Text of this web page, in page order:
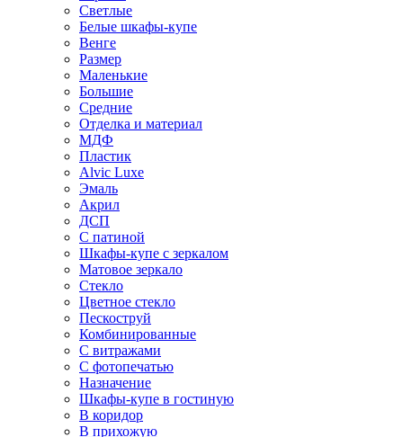
Светлые
Белые шкафы-купе
Венге
Размер
Маленькие
Большие
Средние
Отделка и материал
МДФ
Пластик
Alvic Luxe
Эмаль
Акрил
ДСП
С патиной
Шкафы-купе с зеркалом
Матовое зеркало
Стекло
Цветное стекло
Пескоструй
Комбинированные
С витражами
С фотопечатью
Назначение
Шкафы-купе в гостиную
В коридор
В прихожую